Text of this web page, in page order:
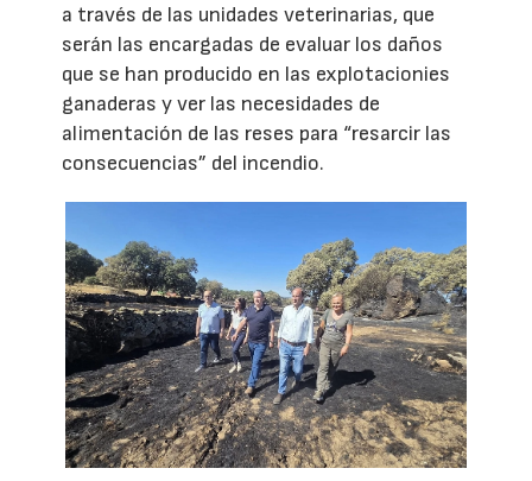
a través de las unidades veterinarias, que
serán las encargadas de evaluar los daños
que se han producido en las explotacionies
ganaderas y ver las necesidades de
alimentación de las reses para “resarcir las
consecuencias” del incendio.